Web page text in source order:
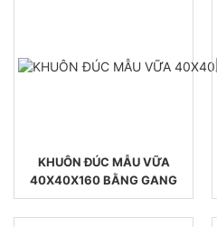
KHUÔN ĐÚC MẪU VỮA
40X40X160 BẰNG GANG